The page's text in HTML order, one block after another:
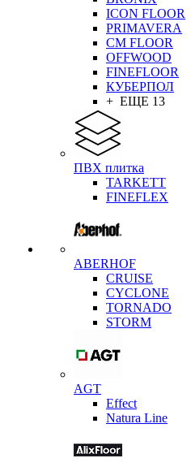
ICON FLOOR
PRIMAVERA
CM FLOOR
OFFWOOD
FINEFLOOR
КУБЕРПОЛ
+ ЕЩЕ 13
ПВХ плитка
TARKETT
FINEFLEX
ABERHOF
CRUISE
CYCLONE
TORNADO
STORM
AGT
Effect
Natura Line